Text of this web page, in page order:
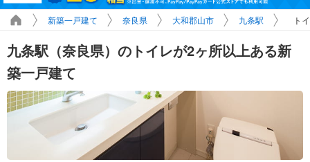
新築一戸建て 奈良県 大和郡山市 九条駅 ト
九条駅（奈良県）のトイレが2ヶ所以上ある新
築一戸建て